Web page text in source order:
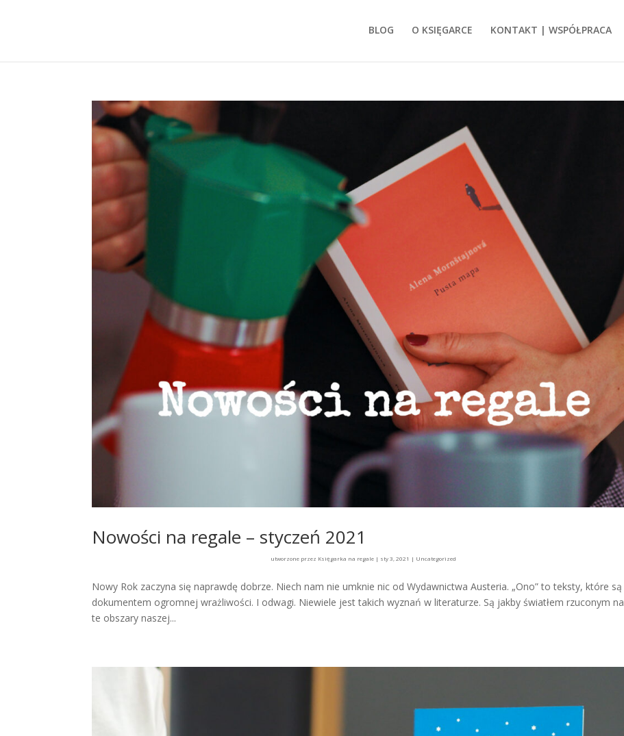
BLOG O KSIĘGARCE KONTAKT | WSPÓŁPRACA
Nowości na regale – styczeń 2021
utworzone przez Księgarka na regale| sty 3, 2021 | Uncategorized
Nowy Rok zaczyna się naprawdę dobrze. Niech nam nie umknie nic od Wydawnictwa Austeria. „Ono” to teksty, które są
dokumentem ogromnej wrażliwości. I odwagi. Niewiele jest takich wyznań w literaturze. Są jakby światłem rzuconym na
te obszary naszej...